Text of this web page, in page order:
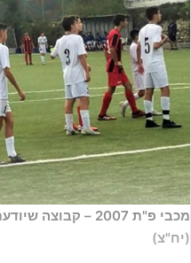
מכבי פ"ת 2007 –
(יח"צ)